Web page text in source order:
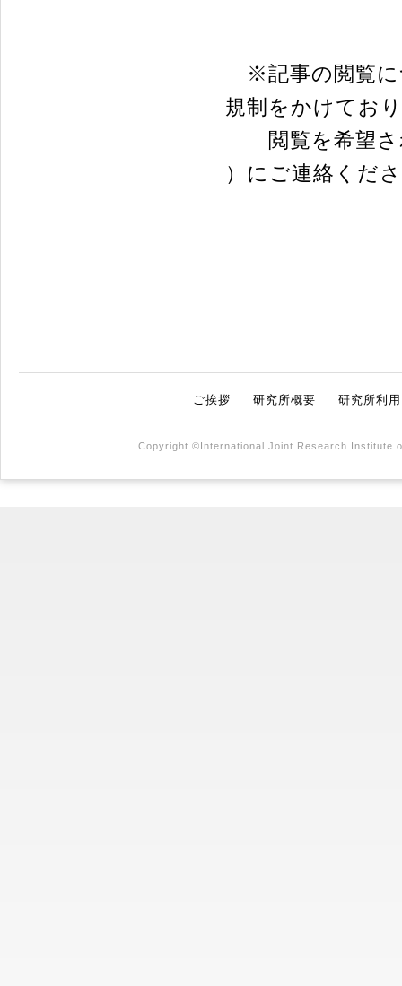
※記事の閲覧に
規制をかけてお
閲覧を希望さ
）にご連絡くだ
ご挨拶 研究所概要 研究所利
Copyright ©International Joint Research Institute